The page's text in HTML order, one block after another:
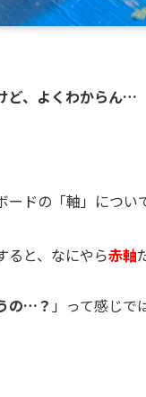
ど、よくわからん…
ドの「軸」につい
ると、なにやら赤軸
の…？ 」って感じで